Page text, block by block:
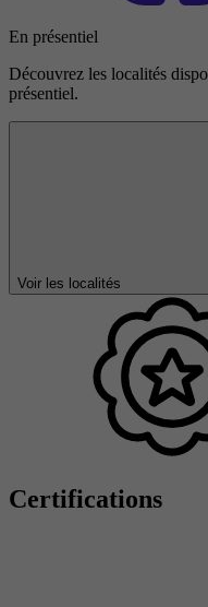
En présentiel
Découvrez les localités
présentiel.
Voir les localités
Certifications